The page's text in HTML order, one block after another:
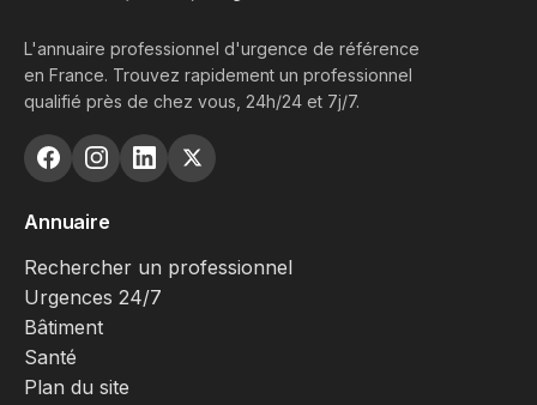
L'annuaire professionnel d'urgence de référence
en France. Trouvez rapidement un professionnel
qualifié près de chez vous, 24h/24 et 7j/7.
Annuaire
Rechercher un professionnel
Urgences 24/7
Bâtiment
Santé
Plan du site